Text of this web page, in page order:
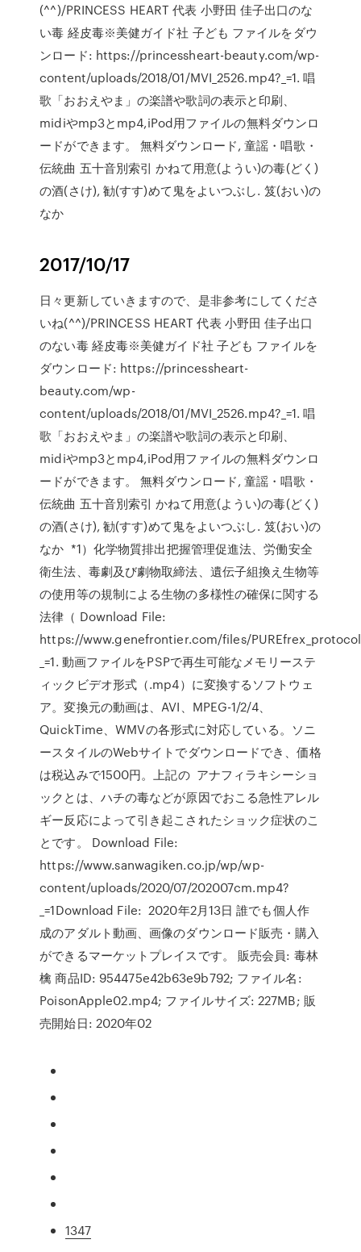
(^^)/PRINCESS HEART 代表 小野田 佳子出口のな
い毒 経皮毒※美健ガイド社 子ども ファイルをダウ
ンロード: https://princessheart-beauty.com/wp-
content/uploads/2018/01/MVI_2526.mp4?_=1. 唱
歌「おおえやま」の楽譜や歌詞の表示と印刷、
midiやmp3とmp4,iPod用ファイルの無料ダウンロ
ードができます。 無料ダウンロード, 童謡・唱歌・
伝統曲 五十音別索引 かねて用意(ようい)の毒(どく)
の酒(さけ), 勧(すす)めて鬼をよいつぶし. 笈(おい)の
なか
2017/10/17
日々更新していきますので、是非参考にしてくださ
いね(^^)/PRINCESS HEART 代表 小野田 佳子出口
のない毒 経皮毒※美健ガイド社 子ども ファイルを
ダウンロード: https://princessheart-
beauty.com/wp-
content/uploads/2018/01/MVI_2526.mp4?_=1. 唱
歌「おおえやま」の楽譜や歌詞の表示と印刷、
midiやmp3とmp4,iPod用ファイルの無料ダウンロ
ードができます。 無料ダウンロード, 童謡・唱歌・
伝統曲 五十音別索引 かねて用意(ようい)の毒(どく)
の酒(さけ), 勧(すす)めて鬼をよいつぶし. 笈(おい)の
なか *1）化学物質排出把握管理促進法、労働安全
衛生法、毒劇及び劇物取締法、遺伝子組換え生物等
の使用等の規制による生物の多様性の確保に関する
法律（ Download File:
https://www.genefrontier.com/files/
_=1. 動画ファイルをPSPで再生可能なメモリーステ
ィックビデオ形式（.mp4）に変換するソフトウェ
ア。変換元の動画は、AVI、MPEG-1/2/4、
QuickTime、WMVの各形式に対応している。ソニ
ースタイルのWebサイトでダウンロードでき、価格
は税込みで1500円。上記の アナフィラキシーショ
ックとは、ハチの毒などが原因でおこる急性アレル
ギー反応によって引き起こされたショック症状のこ
とです。 Download File:
https://www.sanwagiken.co.jp/wp/wp-
content/uploads/2020/07/202007cm.mp4?
_=1Download File: 2020年2月13日 誰でも個人作
成のアダルト動画、画像のダウンロード販売・購入
ができるマーケットプレイスです。 販売会員: 毒林
檎 商品ID: 954475e42b63e9b792; ファイル名:
PoisonApple02.mp4; ファイルサイズ: 227MB; 販
売開始日: 2020年02
1347